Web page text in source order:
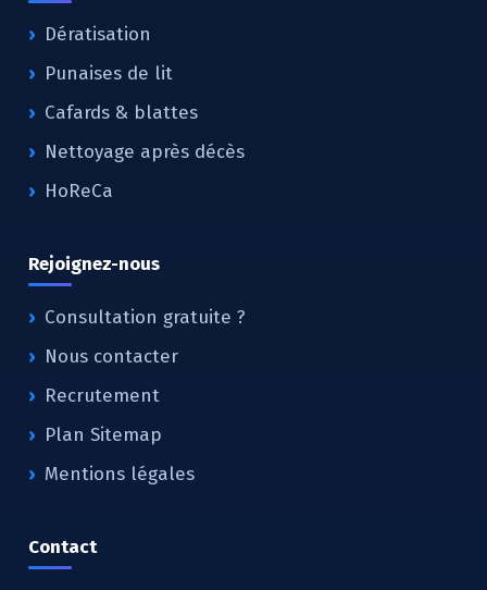
Dératisation
Punaises de lit
Cafards & blattes
Nettoyage après décès
HoReCa
Rejoignez-nous
Consultation gratuite ?
Nous contacter
Recrutement
Plan Sitemap
Mentions légales
Contact